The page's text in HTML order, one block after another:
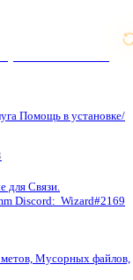
Помощь в установке/
для Связи.
Discord: Wizard#2169
Мусорных файлов,